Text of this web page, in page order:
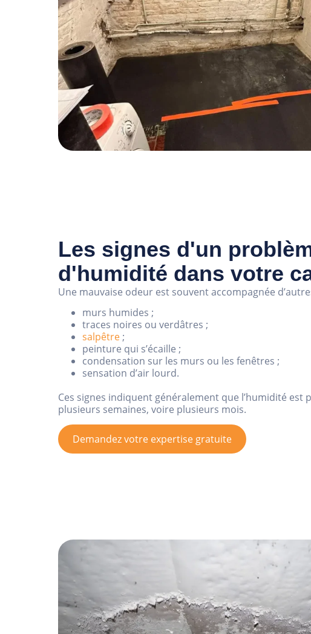
Les signes d'un
d'humidité dans votre
Une mauvaise odeur est souvent accompagnée
murs humides ;
traces noires ou verdâtres ;
salpêtre ;
peinture qui s’écaille ;
condensation sur les murs ou les fenêtres ;
sensation d’air lourd.
Ces signes indiquent généralement que l’humidité est
plusieurs semaines, voire plusieurs mois.
Demandez votre expertise gratuite